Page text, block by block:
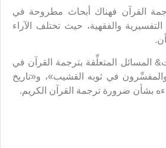
القرآن فهناك أبحاث مطروحة في
التفسيرية والفقهية، حيث تختلف الآراء
المسائل المتعلِّقة بترجمة القرآن في
والمفسِّرون في ثوبه القشيب»، و«تاريخ
بشأن ضرورة ترجمة القرآن الكريم.